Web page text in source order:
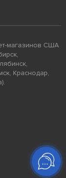
магазинов США
Краснодар,